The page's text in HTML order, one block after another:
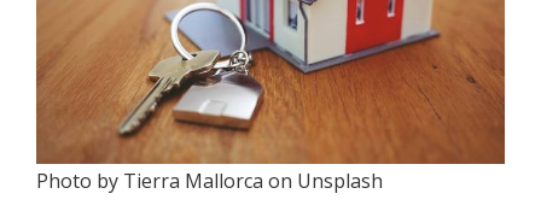
Photo by Tierra Mallorca on Unsplash